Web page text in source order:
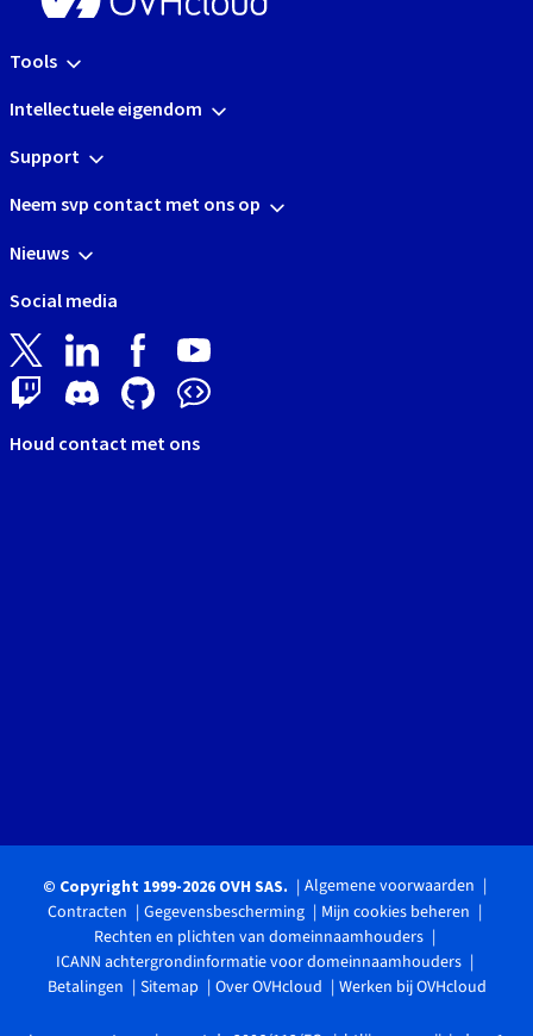
Tools
Intellectuele eigendom
Support
Neem svp contact met ons op
Nieuws
Social media
Houd contact met ons
© Copyright 1999-2026 OVH SAS.
Algemene voorwaarden
Contracten
Gegevensbescherming
Mijn cookies beheren
Rechten en plichten van domeinnaamhouders
ICANN achtergrondinformatie voor domeinnaamhouders
Betalingen
Sitemap Over OVHcloud Werken bij OVHcloud